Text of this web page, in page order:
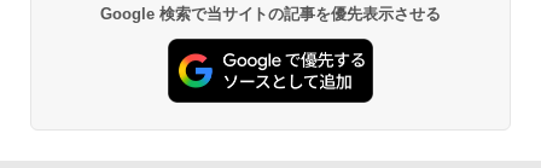
[山善] スチームオーブンレンジ 25L 一人
暮らし 二人暮らし フラットテーブル ス
チーム調理 自動メニュー19種搭載 角皿
Google 検索で当サイトの記事を優先表示させる